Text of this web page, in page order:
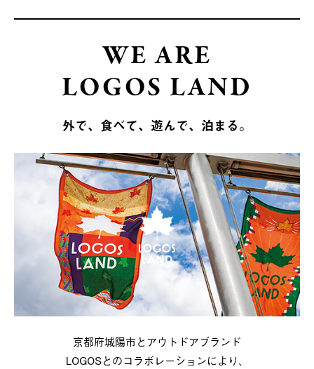
WE ARE
LOGOS LAND
外で、食べて、遊んで、泊まる。
京都府城陽市とアウトドアブランド
LOGOSとのコラボレーションにより、